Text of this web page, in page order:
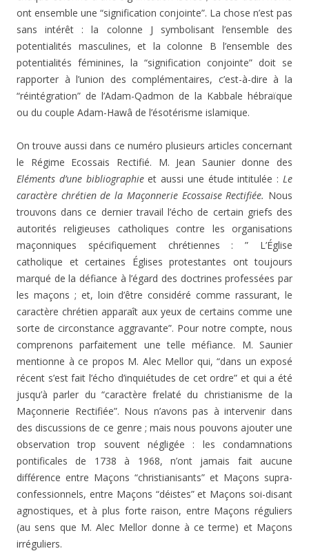
ont ensemble une “signification conjointe”. La chose n’est pas
sans intérêt : la colonne J symbolisant l’ensemble des
potentialités masculines, et la colonne B l’ensemble des
potentialités féminines, la “signification conjointe” doit se
rapporter à l’union des complémentaires, c’est-à-dire à la
“réintégration” de l’Adam-Qadmon de la Kabbale hébraïque
ou du couple Adam-Hawâ de l’ésotérisme islamique.
On trouve aussi dans ce numéro plusieurs articles concernant
le Régime Ecossais Rectifié. M. Jean Saunier donne des
Eléments d’une bibliographieet aussi une étude intitulée :Le
caractère chrétien de la Maçonnerie Ecossaise Rectifiée. Nous
trouvons dans ce dernier travail l’écho de certain griefs des
autorités religieuses catholiques contre les organisations
maçonniques spécifiquement chrétiennes : ” L’Église
catholique et certaines Églises protestantes ont toujours
marqué de la défiance à l’égard des doctrines professées par
les maçons ; et, loin d’être considéré comme rassurant, le
caractère chrétien apparaît aux yeux de certains comme une
sorte de circonstance aggravante”. Pour notre compte, nous
comprenons parfaitement une telle méfiance. M. Saunier
mentionne à ce propos M. Alec Mellor qui, “dans un exposé
récent s’est fait l’écho d’inquiétudes de cet ordre” et qui a été
jusqu’à parler du “caractère frelaté du christianisme de la
Maçonnerie Rectifiée”. Nous n’avons pas à intervenir dans
des discussions de ce genre ; mais nous pouvons ajouter une
observation trop souvent négligée : les condamnations
pontificales de 1738 à 1968, n’ont jamais fait aucune
différence entre Maçons “christianisants” et Maçons supra-
confessionnels, entre Maçons “déistes” et Maçons soi-disant
agnostiques, et à plus forte raison, entre Maçons réguliers
(au sens que M. Alec Mellor donne à ce terme) et Maçons
irréguliers.